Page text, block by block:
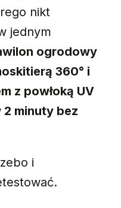
nikt
jednym
ogrodowy
360° i
z powłoką UV
minuty bez
i